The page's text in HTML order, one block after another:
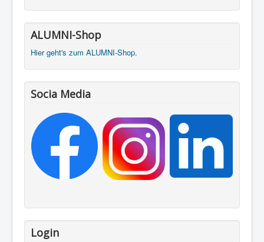
ALUMNI-Shop
Hier geht's zum ALUMNI-Shop.
Socia Media
Login